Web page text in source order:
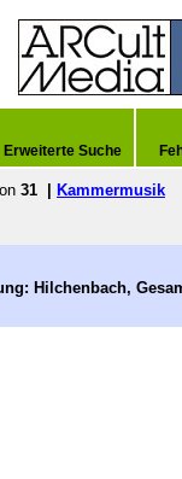
Erweiterte Suche
31 Kammermusik
Hilchenbach,